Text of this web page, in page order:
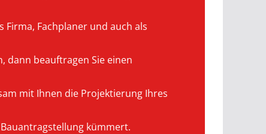
Firma, Fachplaner und auch als
dann beauftragen Sie einen
mit Ihnen die Projektierung Ihres
kümmert.